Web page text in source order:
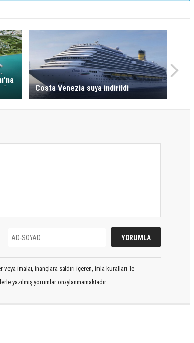
Costa Venezia suya indirildi
imalar, inançlara saldırı içeren, imla kuralları ile
yazılmış yorumlar onaylanmamaktadır.